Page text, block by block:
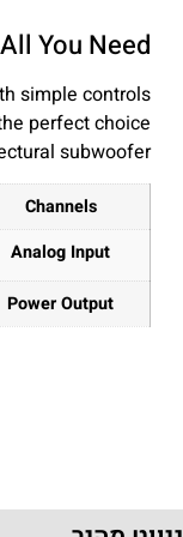
You Need.
simple controls
perfect choice
subwoofer.
Channels
Analog Input
Power Output